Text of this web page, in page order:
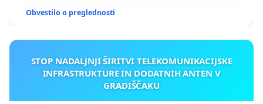
Obvestilo o preglednosti
STOP NADALJNJI ŠIRITVI TELEKOMUNIKACIJSKE
INFRASTRUKTURE IN DODATNIH ANTEN V
GRADIŠČAKU